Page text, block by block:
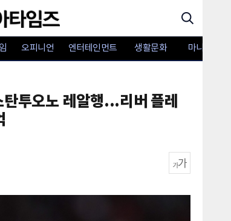
오피니언 엔터테인먼트 생활문화 마니아TV
투오노 레알행...리버 플레